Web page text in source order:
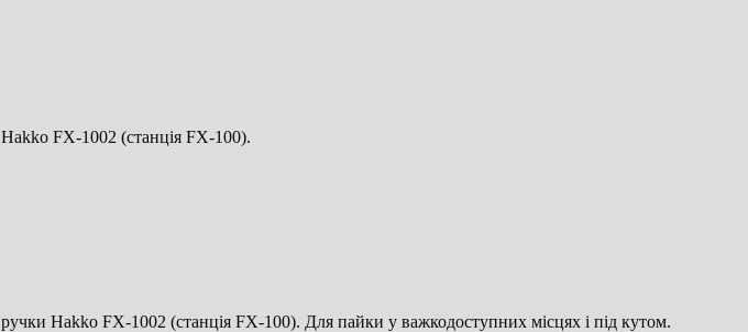
FX-1002 (станція FX-100).
Hakko FX-1002 (станція FX-100). Для пайки у важкодоступних місцях і під кутом.